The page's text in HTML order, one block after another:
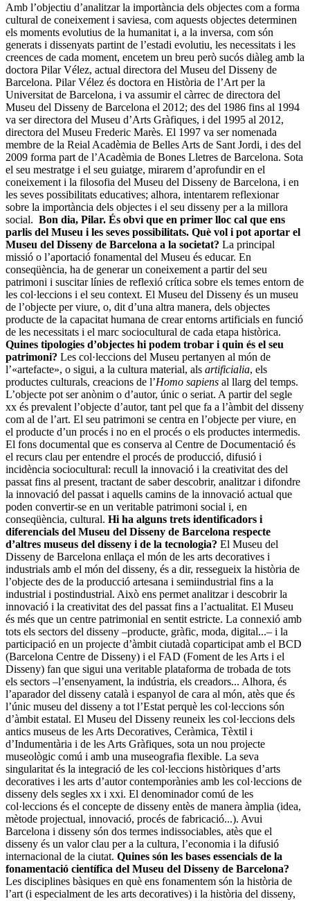
Amb l’objectiu d’analitzar la importància dels objectes com a forma
cultural de coneixement i saviesa, com aquests objectes determinen
els moments evolutius de la humanitat i, a la inversa, com són
generats i dissenyats partint de l’estadi evolutiu, les necessitats i les
creences de cada moment, encetem un breu però sucós diàleg amb la
doctora Pilar Vélez, actual directora del Museu del Disseny de
Barcelona. Pilar Vélez és doctora en Història de l’Art per la
Universitat de Barcelona, i va assumir el càrrec de directora del
Museu del Disseny de Barcelona el 2012; des del 1986 fins al 1994
va ser directora del Museu d’Arts Gràfiques, i del 1995 al 2012,
directora del Museu Frederic Marès. El 1997 va ser nomenada
membre de la Reial Acadèmia de Belles Arts de Sant Jordi, i des del
2009 forma part de l’Acadèmia de Bones Lletres de Barcelona. Sota
el seu mestratge i el seu guiatge, mirarem d’aprofundir en el
coneixement i la filosofia del Museu del Disseny de Barcelona, i en
les seves possibilitats educatives; alhora, intentarem reflexionar
sobre la importància dels objectes i el seu disseny per a la millora
social. Bon dia, Pilar. És obvi que en primer lloc cal que ens
parlis del Museu i les seves possibilitats. Què vol i pot aportar el
Museu del Disseny de Barcelona a la societat? La principal
missió o l’aportació fonamental del Museu és educar. En
conseqüència, ha de generar un coneixement a partir del seu
patrimoni i suscitar línies de reflexió crítica sobre els temes entorn de
les col·leccions i el seu context. El Museu del Disseny és un museu
de l’objecte per viure, o, dit d’una altra manera, dels objectes
producte de la capacitat humana de crear entorns artificials en funció
de les necessitats i el marc sociocultural de cada etapa històrica.
Quines tipologies d’objectes hi podem trobar i quin és el seu
patrimoni? Les col·leccions del Museu pertanyen al món de
l’«artefacte», o sigui, a la cultura material, als artificialia, els
productes culturals, creacions de l’Homo sapiens al llarg del temps.
L’objecte pot ser anònim o d’autor, únic o seriat. A partir del segle
xx és prevalent l’objecte d’autor, tant pel que fa a l’àmbit del disseny
com al de l’art. El seu patrimoni se centra en l’objecte per viure, en
el producte d’un procés i no en el procés o els productes intermedis.
El fons documental que es conserva al Centre de Documentació és
el recurs clau per entendre el procés de producció, difusió i
incidència sociocultural: recull la innovació i la creativitat des del
passat fins al present, tractant de saber descobrir, analitzar i difondre
la innovació del passat i aquells camins de la innovació actual que
poden convertir-se en un veritable patrimoni social i, en
conseqüència, cultural. Hi ha alguns trets identificadors i
diferencials del Museu del Disseny de Barcelona respecte
d’altres museus del disseny i de la tecnologia? El Museu del
Disseny de Barcelona enllaça el món de les arts decoratives i
industrials amb el món del disseny, és a dir, ressegueix la història de
l’objecte des de la producció artesana i semiindustrial fins a la
industrial i postindustrial. Això ens permet analitzar i descobrir la
innovació i la creativitat des del passat fins a l’actualitat. El Museu
és més que un centre patrimonial en sentit estricte. La connexió amb
tots els sectors del disseny –producte, gràfic, moda, digital...– i la
participació en un projecte d’àmbit ciutadà coparticipat amb el BCD
(Barcelona Centre de Disseny) i el FAD (Foment de les Arts i el
Disseny) fan que sigui una veritable plataforma de trobada de tots
els sectors –l’ensenyament, la indústria, els creadors... Alhora, és
l’aparador del disseny català i espanyol de cara al món, atès que és
l’únic museu del disseny a tot l’Estat perquè les col·leccions són
d’àmbit estatal. El Museu del Disseny reuneix les col·leccions dels
antics museus de les Arts Decoratives, Ceràmica, Tèxtil i
d’Indumentària i de les Arts Gràfiques, sota un nou projecte
museològic comú i amb una museografia flexible. La seva
singularitat és la integració de les col·leccions històriques d’arts
decoratives i les arts d’autor contemporànies amb les col·leccions de
disseny dels segles xx i xxi. El denominador comú de les
col·leccions és el concepte de disseny entès de manera àmplia (idea,
mètode projectual, innovació, procés de fabricació...). Avui
Barcelona i disseny són dos termes indissociables, atès que el
disseny és un valor clau per a la cultura, l’economia i la difusió
internacional de la ciutat. Quines són les bases essencials de la
fonamentació científica del Museu del Disseny de Barcelona?
Les disciplines bàsiques en què ens fonamentem són la història de
l’art (i especialment de les arts decoratives) i la història del disseny,